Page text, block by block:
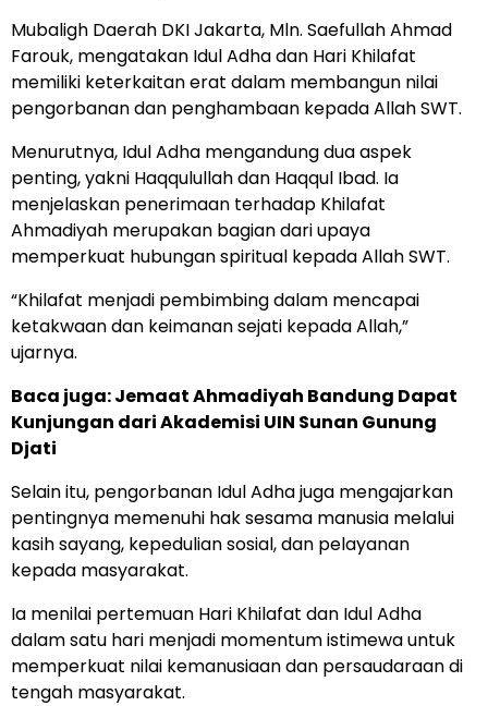
Mubaligh Daerah DKI Jakarta, Mln. Saefullah Ahmad
Farouk, mengatakan Idul Adha dan Hari Khilafat
memiliki keterkaitan erat dalam membangun nilai
pengorbanan dan penghambaan kepada Allah SWT.
Menurutnya, Idul Adha mengandung dua aspek
penting, yakni Haqqulullah dan Haqqul Ibad. Ia
menjelaskan penerimaan terhadap Khilafat
Ahmadiyah merupakan bagian dari upaya
memperkuat hubungan spiritual kepada Allah SWT.
“Khilafat menjadi pembimbing dalam mencapai
ketakwaan dan keimanan sejati kepada Allah,”
ujarnya.
Baca juga:Jemaat Ahmadiyah Bandung Dapat
Kunjungan dari Akademisi UIN Sunan Gunung
Djati
Selain itu, pengorbanan Idul Adha juga mengajarkan
pentingnya memenuhi hak sesama manusia melalui
kasih sayang, kepedulian sosial, dan pelayanan
kepada masyarakat.
Ia menilai pertemuan Hari Khilafat dan Idul Adha
dalam satu hari menjadi momentum istimewa untuk
memperkuat nilai kemanusiaan dan persaudaraan di
tengah masyarakat.